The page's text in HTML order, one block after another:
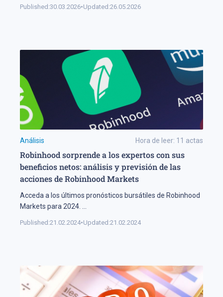
Published:30.03.2026•Updated:26.05.2026
Análisis Hora de leer: 11 actas
Robinhood sorprende a los expertos con sus
beneficios netos: análisis y previsión de las
acciones de Robinhood Markets
Acceda a los últimos pronósticos bursátiles de Robinhood
Markets para 2024.
Published:21.02.2024•Updated:21.02.2024